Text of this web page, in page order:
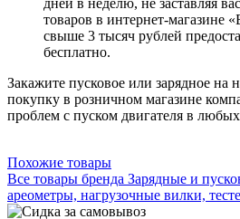
дней в неделю, не заставляя
товаров в интернет-магазине
свыше 3 тысяч рублей
бесплатно.
Закажите пусковое или зарядное на
покупку в розничном магазине
проблем с пуском двигателя в
Похожие товары
Все товары бренда Зарядные и
ареометры, нагрузочные вилки,